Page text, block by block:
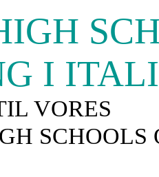
I
VORES
SCHOOLS